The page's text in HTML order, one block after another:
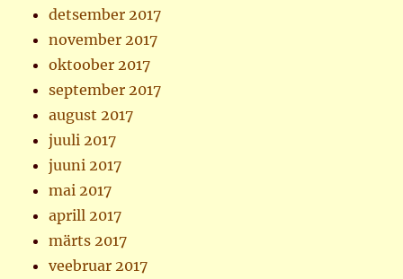
detsember 2017
november 2017
oktoober 2017
september 2017
august 2017
juuli 2017
juuni 2017
mai 2017
aprill 2017
märts 2017
veebruar 2017